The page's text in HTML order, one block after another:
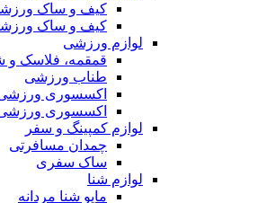
کیف و ساک
کیف و ساک
لوازم ورزشی
قمقمه، فلاسک
طناب ورزشی
اکسسوری ورزشی
اکسسوری ورزشی
لوازم کمپینگ و سفر
چمدان مسافرتی
ساک سفری
لوازم شنا
مایو شنا مردانه